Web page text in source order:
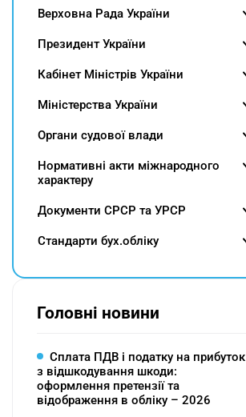
Верховна Рада України
Президент України
Кабінет Міністрів України
Міністерства України
Органи судової влади
Нормативні акти міжнародного
характеру
Документи СРСР та УРСР
Cтандарти бух.обліку
Головні новини
Сплата ПДВ і податку на прибуток
з відшкодування шкоди:
оформлення претензії та
відображення в обліку – 2026